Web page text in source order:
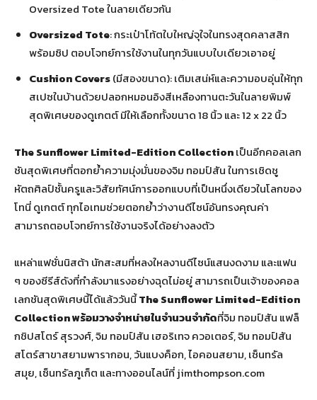
Oversized Tote ในลายเดียวกัน
Oversized Tote: กระเป๋าโท้ตใบใหญ่จุใจในทรงสุดคลาสสิก
พร้อมซิป ตอบโจทย์การใช้งานในทุกวันแบบใบเดียวเอาอยู่
Cushion Covers(มีสองขนาด): เติมเสน่ห์และความอบอุ่นให้ทุก
สเปซในบ้านด้วยปลอกหมอนอิงสีเหลืองทานตะวันในลายพิมพ์
สุดพิเศษของดูเกตต์ มีให้เลือกทั้งขนาด 18 นิ้ว และ 12 x 22 นิ้ว
The Sunflower Limited-Edition Collectionเป็นอีกคอลเลก
ชันสุดพิเศษที่ตอกย้ำความมุ่งมั่นของจิม ทอมป์สัน ในการเชิดชู
หัตถศิลป์ชั้นครูและวิสัยทัศน์การออกแบบที่เป็นหนึ่งเดียวในโลกของ
โทนี่ ดูเกตต์ ทุกไอเทมช่วยตอกย้ำว่างานดีไซน์อันทรงคุณค่า
สามารถตอบโจทย์การใช้งานจริงได้อย่างลงตัว
แหล่าแฟชั่นนิสต้า นักสะสมที่หลงใหลงานดีไซน์แสนงดงาม และแฟน
ๆ ของซีรีส์ดังที่กำลังมาแรงอย่างฉุดไม่อยู่ สามารถเป็นเจ้าของคอล
เลกชันสุดพิเศษนี้ได้แล้ววันนี้The Sunflower Limited-Edition
Collectionพร้อมวางจำหน่ายในจำนวนจำกัดที่จิม ทอมป์สัน แฟล็
กชิปสโตร์ สุรวงศ์, จิม ทอมป์สัน เฮอริเทจ ควอเตอร์, จิม ทอมป์สัน
สโตร์สาขาสยามพารากอน, วันแบงค็อก, ไอคอนสยาม, เซ็นทรัล
สมุย, เซ็นทรัลภูเก็ต และทางออนไลน์ที่ jimthompson.com